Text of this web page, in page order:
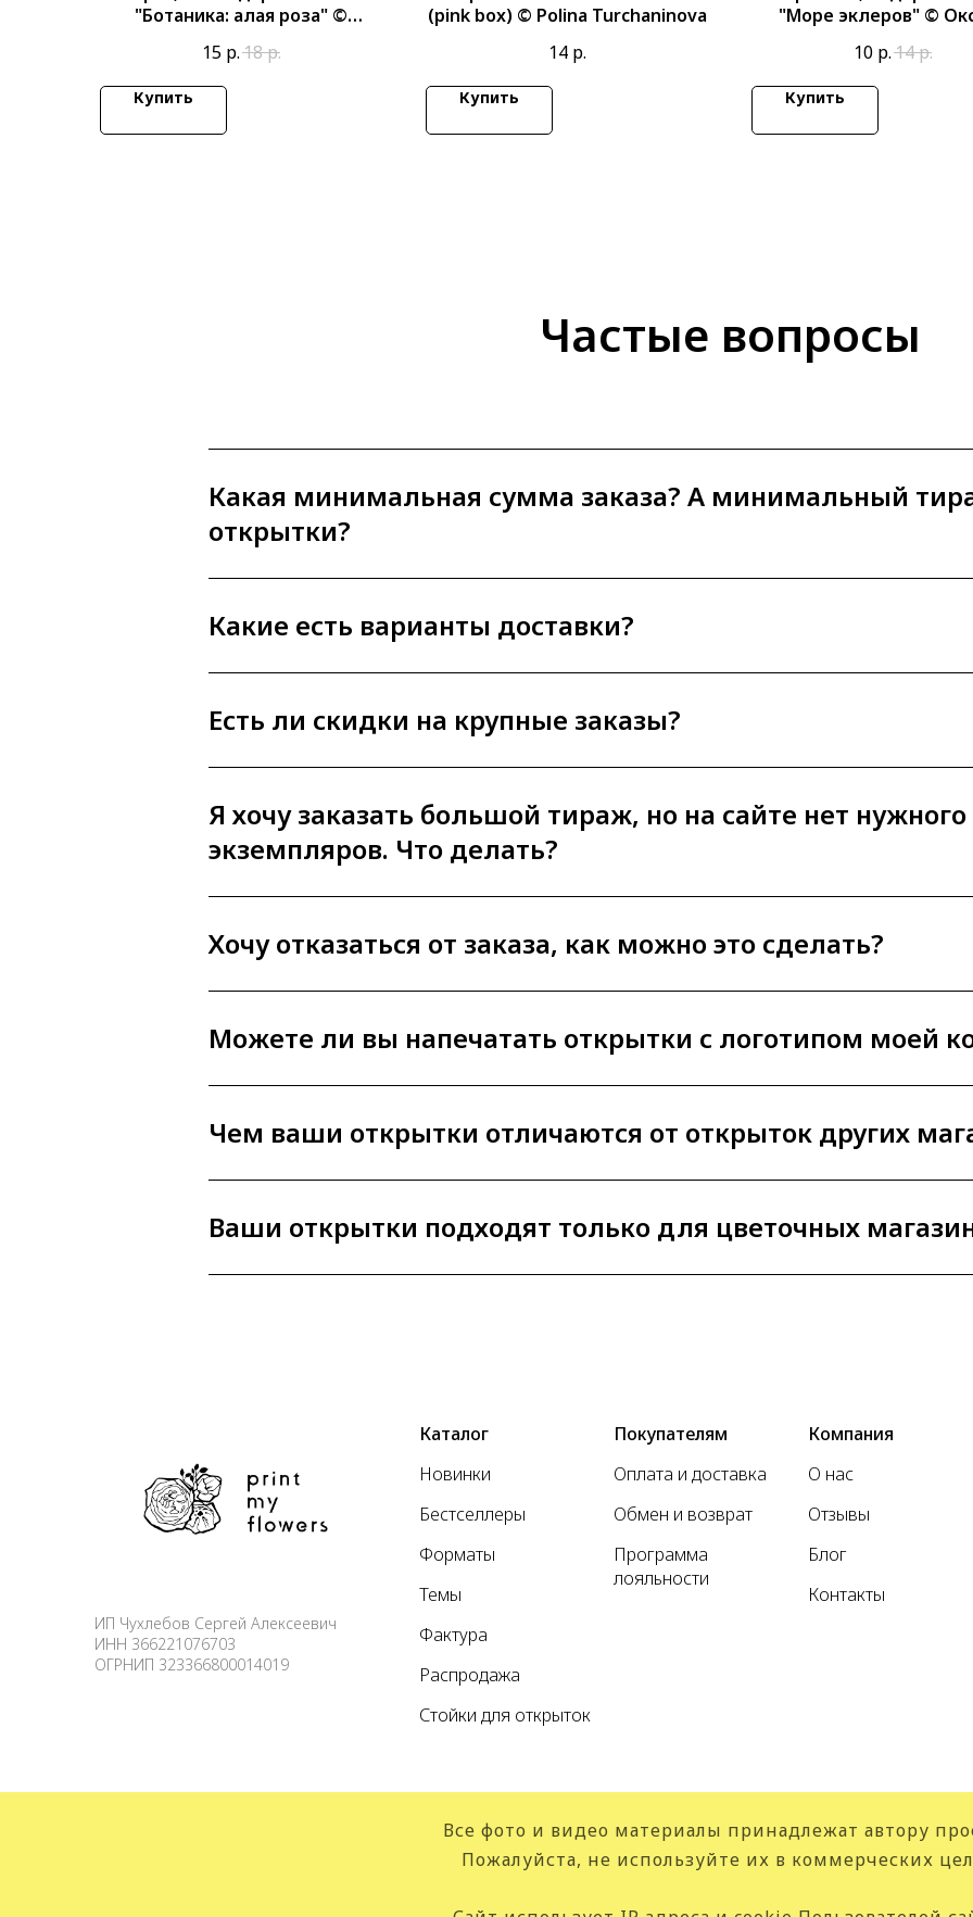
"Ботаника: алая роза" ©
15 р.18р.
Купить
(pink box) © Polina Turchaninova
14 р.
Купить
"Море эклеров" ©
10 р.14р.
Купить
Частые вопросы
Какая минимальная сумма заказа? А минимальный
открытки?
Какие есть варианты доставки?
Есть ли скидки на крупные заказы?
Я хочу заказать большой тираж, но на сайте нет
экземпляров. Что делать?
Хочу отказаться от заказа, как можно это сделать?
Можете ли вы напечатать открытки с логотипом моей
Чем ваши открытки отличаются от открыток других
Ваши открытки подходят только для цветочных
ИП Чухлебов Сергей Алексеевич
ИНН 366221076703
ОГРНИП 323366800014019
Каталог
Новинки
Бестселлеры
Форматы
Темы
Фактура
Распродажа
Стойки для открыток
Покупателям
Оплата и доставка
Обмен и возврат
Программа
лояльности
Компания
О нас
Отзывы
Блог
Контакты
Все фото и видео материалы принадлежат автору
Пожалуйста, не используйте их в коммерческих